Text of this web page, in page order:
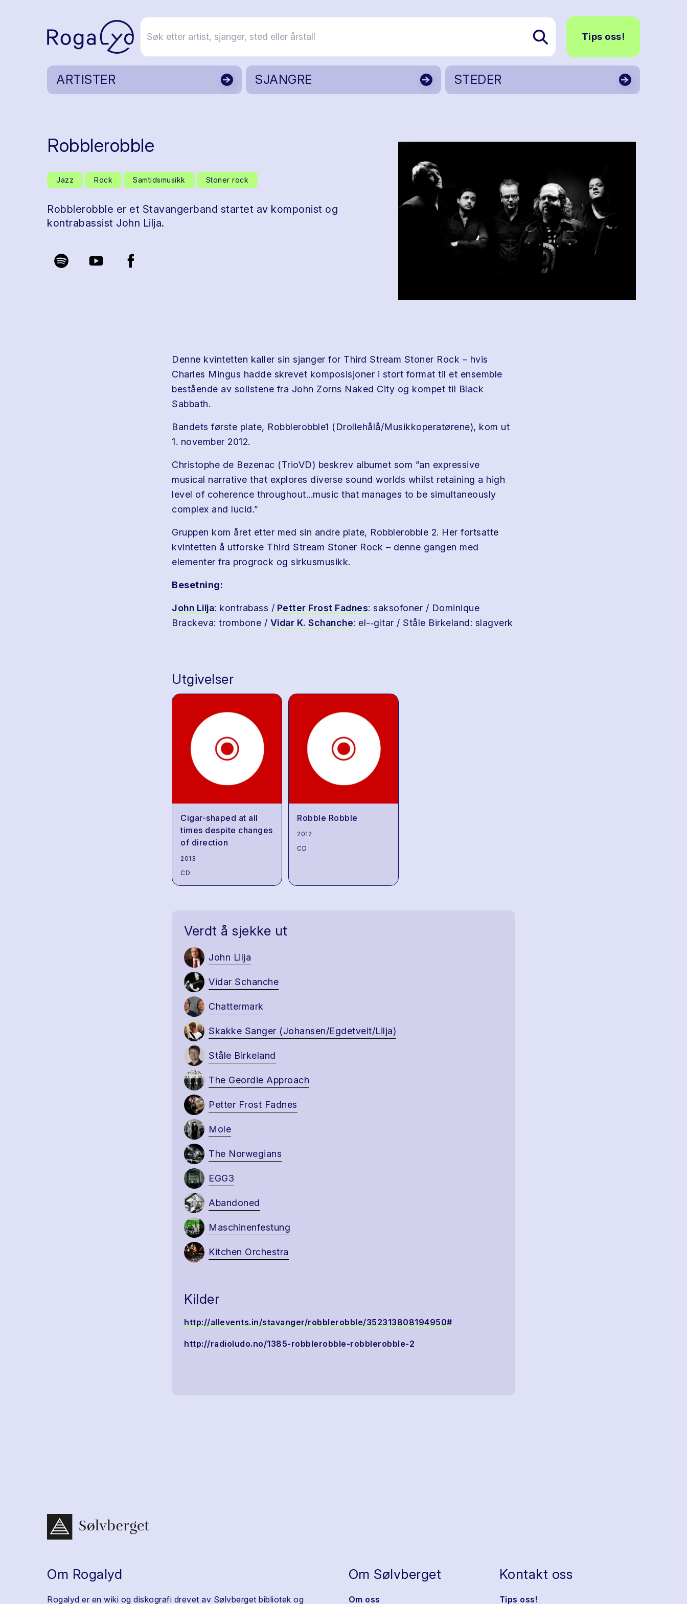
Tips oss!
ARTISTER SJANGRE STEDER
Robblerobble
Jazz Rock Samtidsmusikk Stoner rock
Robblerobble er et Stavangerband startet av komponist og
kontrabassist John Lilja.
Denne kvintetten kaller sin sjanger for Third Stream Stoner Rock – hvis
Charles Mingus hadde skrevet komposisjoner i stort format til et ensemble
bestående av solistene fra John Zorns Naked City og kompet til Black
Sabbath.
Bandets første plate, Robblerobble1 (Drollehålå/Musikkoperatørene), kom ut
1. november 2012.
Christophe de Bezenac (TrioVD) beskrev albumet som ”an expressive
musical narrative that explores diverse sound worlds whilst retaining a high
level of coherence throughout...music that manages to be simultaneously
complex and lucid.”
Gruppen kom året etter med sin andre plate, Robblerobble 2. Her fortsatte
kvintetten å utforske Third Stream Stoner Rock – denne gangen med
elementer fra progrock og sirkusmusikk.
Besetning:
John Lilja: kontrabass / Petter Frost Fadnes: saksofoner / Dominique
Brackeva: trombone / Vidar K. Schanche: el-­‐gitar / Ståle Birkeland: slagverk
Utgivelser
Cigar-shaped at all
times despite changes
of direction
2013
CD
Robble Robble
2012
CD
Verdt å sjekke ut
John Lilja
Vidar Schanche
Chattermark
Skakke Sanger (Johansen/Egdetveit/Lilja)
Ståle Birkeland
The Geordie Approach
Petter Frost Fadnes
Mole
The Norwegians
EGG3
Abandoned
Maschinenfestung
Kitchen Orchestra
Kilder
http://allevents.in/stavanger/robblerobble/352313808194950#
http://radioludo.no/1385-robblerobble-robblerobble-2
Om Rogalyd
Rogalyd er en wiki og diskografi drevet av Sølvberget bibliotek og
Om Sølvberget
Om oss
Kontakt oss
Tips oss!